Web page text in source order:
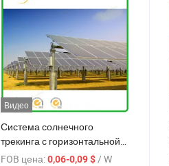
Видео
Система солнечного
трекинга с горизонтальной
осью, подключенная к сети
FOB цена: 0,06-0,09 $/ W